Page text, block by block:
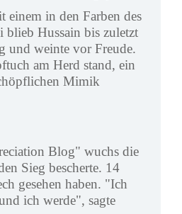
einem in den Farben des
blieb Hussain bis zuletzt
und weinte vor Freude.
am Herd stand, ein
Mimik
Blog" wuchs die
Sieg bescherte. 14
gesehen haben. "Ich
ich werde", sagte